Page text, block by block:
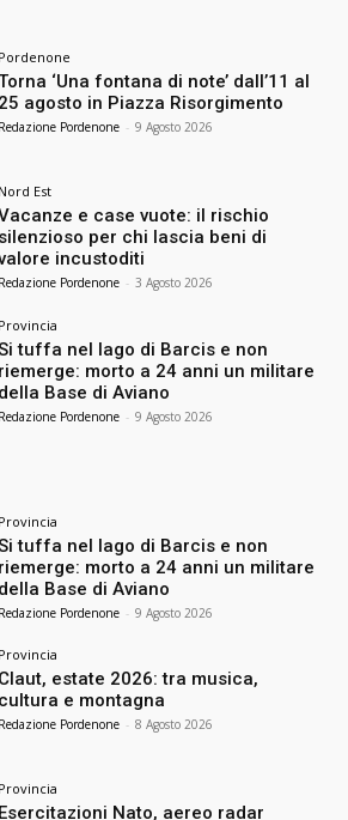
Pordenone
‘Una fontana di note’ dall’11 al
25 agosto in Piazza Risorgimento
Redazione Pordenone - 9 Agosto 2026
Nord Est
e case vuote: il rischio
silenzioso per chi lascia beni di
incustoditi
Redazione Pordenone - 3 Agosto 2026
Provincia
tuffa nel lago di Barcis e non
riemerge: morto a 24 anni un militare
della Base di Aviano
Redazione Pordenone - 9 Agosto 2026
Provincia
tuffa nel lago di Barcis e non
riemerge: morto a 24 anni un militare
della Base di Aviano
Redazione Pordenone - 9 Agosto 2026
Provincia
Claut, estate 2026: tra musica,
cultura e montagna
Redazione Pordenone - 8 Agosto 2026
Provincia
Esercitazioni Nato, aereo radar